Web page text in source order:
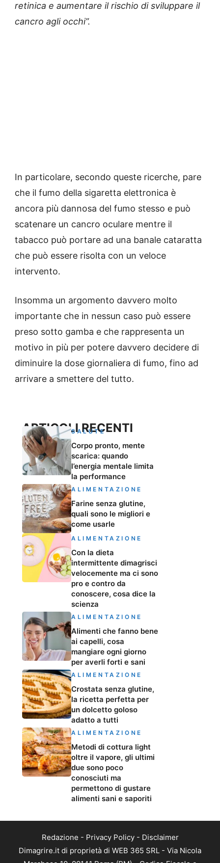
retinica e aumentare il rischio di sviluppare il
cancro agli occhi”.
In particolare, secondo queste ricerche, pare
che il fumo della sigaretta elettronica è
ancora più dannosa del fumo stesso e può
scatenare un cancro oculare mentre il
tabacco può portare ad una banale cataratta
che può essere risolta con un veloce
intervento.
Insomma un argomento davvero molto
importante che in nessun caso può essere
preso sotto gamba e che rappresenta un
motivo in più per potere davvero decidere di
diminuire la dose giornaliera di fumo, fino ad
arrivare a smettere del tutto.
ARTICOLI RECENTI
SALUTE
Corpo pronto, mente
scarica: quando
l’energia mentale limita
la performance
ALIMENTAZIONE
Farine senza glutine,
quali sono le migliori e
come usarle
ALIMENTAZIONE
Con la dieta
intermittente dimagrisci
velocemente ma ci sono
pro e contro da
conoscere, cosa dice la
scienza
ALIMENTAZIONE
Alimenti che fanno bene
ai capelli, cosa
mangiare ogni giorno
per averli forti e sani
ALIMENTAZIONE
Crostata senza glutine,
la ricetta perfetta per
un dolcetto goloso
adatto a tutti
ALIMENTAZIONE
Metodi di cottura light
oltre il vapore, gli ultimi
due sono poco
conosciuti ma
permettono di gustare
alimenti sani e saporiti
Redazione - Privacy Policy- Disclaimer
Dimagrire.it di proprietà di WEB 365 SRL - Via Nicola